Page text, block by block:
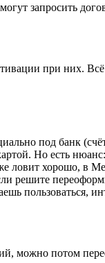
запросить
при них.
под банк
Но есть
ловит хорошо,
пользоваться,
можно потом